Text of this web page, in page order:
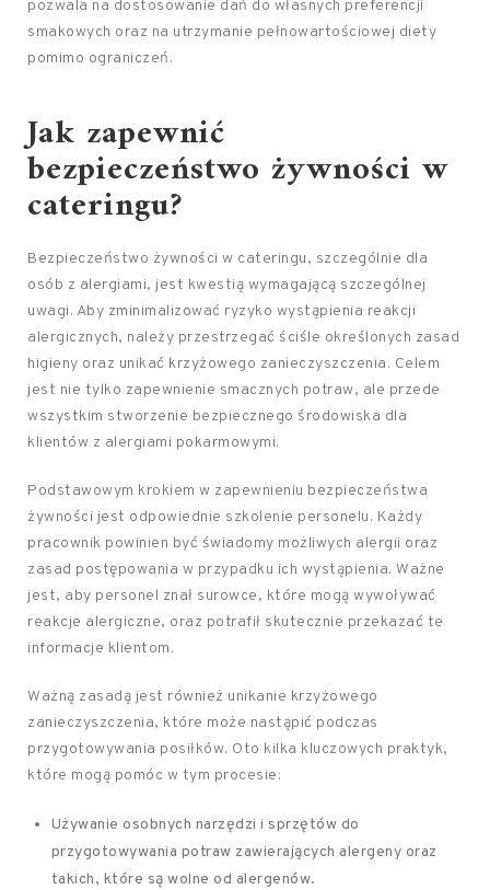
pozwala na dostosowanie dań do własnych preferencji
smakowych oraz na utrzymanie pełnowartościowej diety
pomimo ograniczeń.
Jak zapewnić
bezpieczeństwo żywności w
cateringu?
Bezpieczeństwo żywności w cateringu, szczególnie dla
osób z alergiami, jest kwestią wymagającą szczególnej
uwagi. Aby zminimalizować ryzyko wystąpienia reakcji
alergicznych, należy przestrzegać ściśle określonych zasad
higieny oraz unikać krzyżowego zanieczyszczenia. Celem
jest nie tylko zapewnienie smacznych potraw, ale przede
wszystkim stworzenie bezpiecznego środowiska dla
klientów z alergiami pokarmowymi.
Podstawowym krokiem w zapewnieniu bezpieczeństwa
żywności jest odpowiednie szkolenie personelu. Każdy
pracownik powinien być świadomy możliwych alergii oraz
zasad postępowania w przypadku ich wystąpienia. Ważne
jest, aby personel znał surowce, które mogą wywoływać
reakcje alergiczne, oraz potrafił skutecznie przekazać te
informacje klientom.
Ważną zasadą jest również unikanie krzyżowego
zanieczyszczenia, które może nastąpić podczas
przygotowywania posiłków. Oto kilka kluczowych praktyk,
które mogą pomóc w tym procesie:
Używanie osobnych narzędzi i sprzętów do
przygotowywania potraw zawierających alergeny oraz
takich, które są wolne od alergenów.